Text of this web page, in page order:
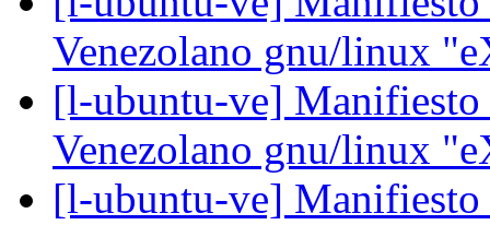
Venezolano gnu/linux
[l-ubuntu-ve]
Venezolano gnu/linux
[l-ubuntu-ve]